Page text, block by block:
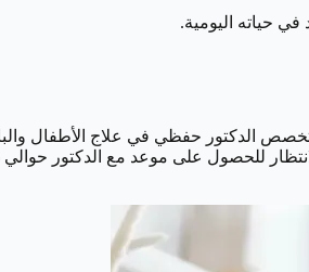
في حياته اليومية.
تزيد عن 35 عامًا في مجال الطب النفسي والأعصاب. يتخصص الدكتور حفظي في